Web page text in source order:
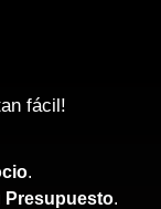
fácil!
.
Presupuesto.